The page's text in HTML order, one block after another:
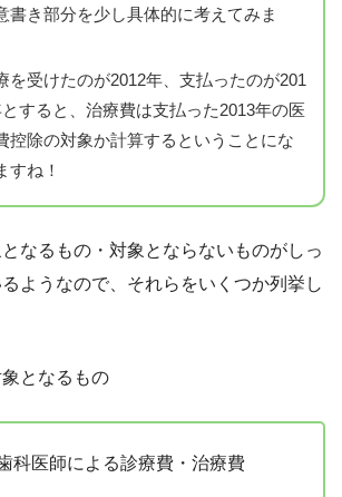
書き部分を少し具体的に考えてみま
を受けたのが2012年、支払ったのが201
すると、治療費は支払った2013年の医
控除の対象か計算するということにな
すね！
なるもの・対象とならないものがしっ
ようなので、それらをいくつか列挙し
となるもの
科医師による診療費・治療費